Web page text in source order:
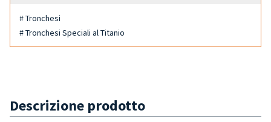
# Tronchesi
# Tronchesi Speciali al Titanio
Descrizione prodotto